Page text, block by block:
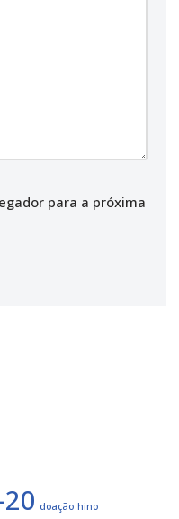
para a próxima
doação hino